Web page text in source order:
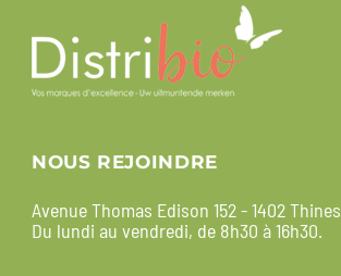
NOUS REJOINDRE
Avenue Thomas Edison 152 - 1402 Thines
Du lundi au vendredi, de 8h30 à 16h30.